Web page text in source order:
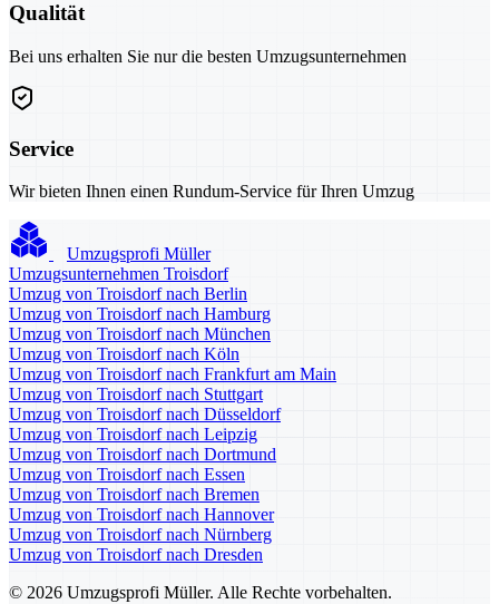
Qualität
Bei uns erhalten Sie nur die besten Umzugsunternehmen
Service
Wir bieten Ihnen einen Rundum-Service für Ihren Umzug
Umzugsprofi Müller
Umzugsunternehmen Troisdorf
Umzug von Troisdorf nach Berlin
Umzug von Troisdorf nach Hamburg
Umzug von Troisdorf nach München
Umzug von Troisdorf nach Köln
Umzug von Troisdorf nach Frankfurt am Main
Umzug von Troisdorf nach Stuttgart
Umzug von Troisdorf nach Düsseldorf
Umzug von Troisdorf nach Leipzig
Umzug von Troisdorf nach Dortmund
Umzug von Troisdorf nach Essen
Umzug von Troisdorf nach Bremen
Umzug von Troisdorf nach Hannover
Umzug von Troisdorf nach Nürnberg
Umzug von Troisdorf nach Dresden
© 2026 Umzugsprofi Müller. Alle Rechte vorbehalten.